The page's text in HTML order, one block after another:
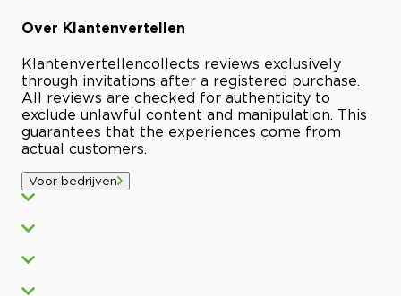
Over Klantenvertellen
Klantenvertellencollects reviews exclusively
through invitations after a registered purchase.
All reviews are checked for authenticity to
exclude unlawful content and manipulation. This
guarantees that the experiences come from
actual customers.
Voor bedrijven